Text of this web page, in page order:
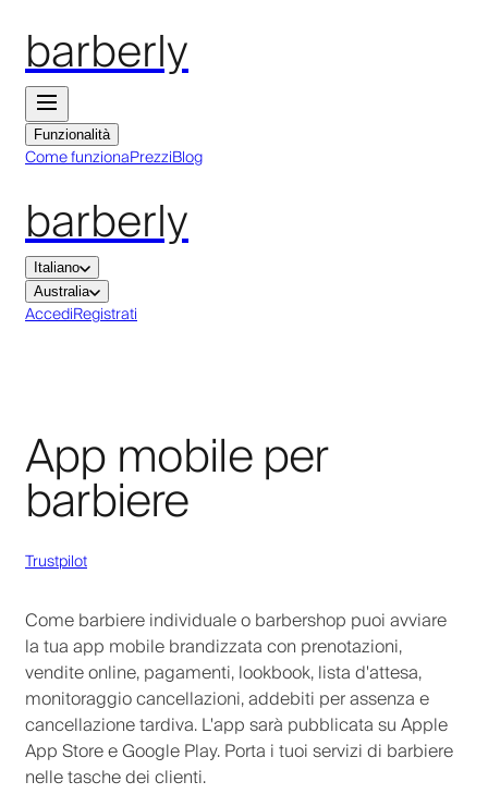
barberly
Funzionalità
Come funzionaPrezziBlog
barberly
Italiano
Australia
AccediRegistrati
App mobile per
barbiere
Trustpilot
Come barbiere individuale o barbershop puoi avviare
la tua app mobile brandizzata con prenotazioni,
vendite online, pagamenti, lookbook, lista d'attesa,
monitoraggio cancellazioni, addebiti per assenza e
cancellazione tardiva. L'app sarà pubblicata su Apple
App Store e Google Play. Porta i tuoi servizi di barbiere
nelle tasche dei clienti.